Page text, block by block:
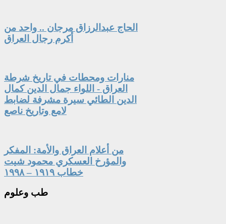
الحاج عبدالرزاق مرجان .. واحد من
أكرم رجال العراق
منارات ومحطات في تاريخ شرطة
العراق - اللواء جمال الدين كمال
الدين الطائي سيرة مشرفة لضابط
لامع وتاريخ ناصع
من أعلام العراق والأمة: المفكر
والمؤرخ العسكري محمود شيت
خطاب ١٩١٩ – ١٩٩٨
طب وعلوم